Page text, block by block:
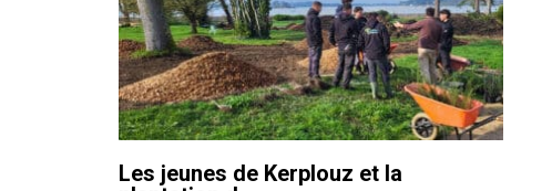
Les jeunes de Kerplouz et la